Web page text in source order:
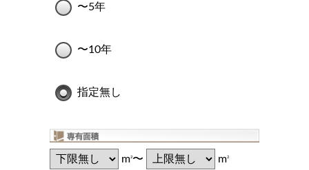
〜5年
〜10年
指定無し
m2〜 m2